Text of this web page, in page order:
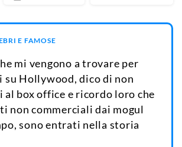
E FAMOSE
mi vengono a trovare per
su Hollywood, dico di non
al box office e ricordo loro che
non commerciali dai mogul
sono entrati nella storia